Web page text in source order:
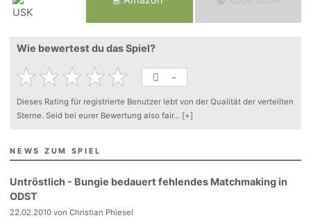
Wie bewertest du das Spiel?
-
Dieses Rating für registrierte Benutzer lebt von der Qualität der verteilten
Sterne. Seid bei eurer Bewertung also fair... [+]
NEWS ZUM SPIEL
Untröstlich - Bungie bedauert fehlendes Matchmaking in
ODST
22.02.2010 von Christian Phiesel